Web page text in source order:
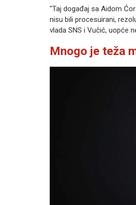
"Taj događaj sa Aidom
nisu bili procesuirani,
vlada SNS i Vučić, uopće
Mnogo je teža